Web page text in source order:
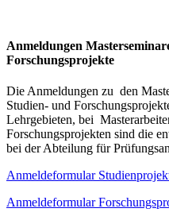
Anmeldungen
Forschungsprojekte
Die Anmeldungen zu den
Studien- und
Lehrgebieten, bei
Forschungsprojekten sind die
bei der Abteilung für
Anmeldeformular
Anmeldeformular